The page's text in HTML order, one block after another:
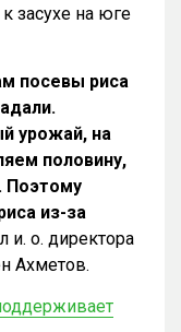
засухе на юге
посевы риса
урожай, на
половину,
Поэтому
из-за
и. о. директора
Ахметов.